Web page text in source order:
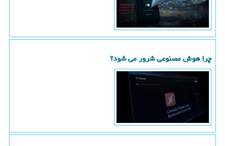
چرا هوش مصنوعی شرور می شود؟